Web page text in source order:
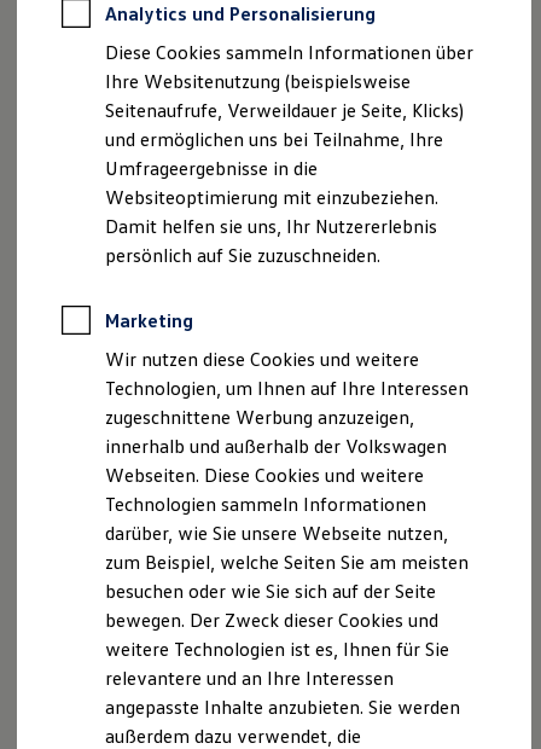
Autokredit mit Schlussrate
Versicherungen und Garantien
Kfz-Versicherung
Restschuldversicherungen
Garantien
Wartungsverträge
Geschäftskunden
Professional Class bei Volkswagen
Großkunden
Behörden
Direktkunden
Sonderfahrzeuge
Elektromobilität
Elektroautos
Elektrofahrzeugkonzepte
ID. EVERY1
Reichweite
Reichweite der ID. Modelle
Reichweite im Winter
Rekuperation
Laden
Laden unterwegs
Laden Zuhause
Ladestationen finden
Ladezeitensimulator
Sicherheit
Garantie und Lebensdauer
Nachhaltigkeit
Kosten und Kauf
Verbrauchskosten
Analytics und Personalisierung
Diese Cookies sammeln Informationen über
Ihre Websitenutzung (beispielsweise
Seitenaufrufe, Verweildauer je Seite, Klicks)
und ermöglichen uns bei Teilnahme, Ihre
Umfrageergebnisse in die
Websiteoptimierung mit einzubeziehen.
Damit helfen sie uns, Ihr Nutzererlebnis
persönlich auf Sie zuzuschneiden.
Marketing
Wir nutzen diese Cookies und weitere
Technologien, um Ihnen auf Ihre Interessen
zugeschnittene Werbung anzuzeigen,
innerhalb und außerhalb der Volkswagen
Webseiten. Diese Cookies und weitere
Technologien sammeln Informationen
darüber, wie Sie unsere Webseite nutzen,
zum Beispiel, welche Seiten Sie am meisten
besuchen oder wie Sie sich auf der Seite
bewegen. Der Zweck dieser Cookies und
weitere Technologien ist es, Ihnen für Sie
relevantere und an Ihre Interessen
angepasste Inhalte anzubieten. Sie werden
außerdem dazu verwendet, die